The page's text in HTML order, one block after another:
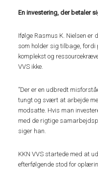
En investering, der betaler
Ifølge Rasmus K. Nielsen er
som holder sig tilbage,
komplekst og
VVS ikke.
”Der er en udbredt
tungt og svært at arbejde
modsatte. Hvis man
med de rigtige
siger han.
KKN VVS startede med at
efterfølgende stod for